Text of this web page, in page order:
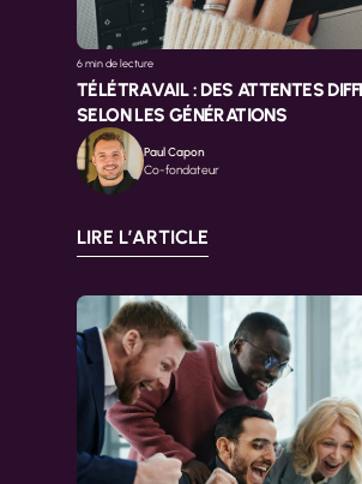
6 min de lecture
TÉLÉTRAVAIL : DES ATTENTES
SELON LES GÉNÉRATIONS
Paul Capon
Co-fondateur
LIRE L’ARTICLE